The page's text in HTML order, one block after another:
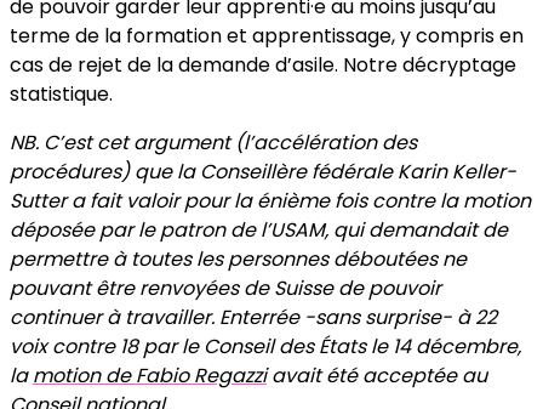
de pouvoir garder leur apprenti·e au moins jusqu’au
terme de la formation et apprentissage, y compris en
cas de rejet de la demande d’asile. Notre décryptage
statistique.
NB. C’est cet argument (l’accélération des
procédures) que la Conseillère fédérale Karin Keller-
Sutter a fait valoir pour la énième fois contre la motion
déposée par le patron de l’USAM, qui demandait de
permettre à toutes les personnes déboutées ne
pouvant être renvoyées de Suisse de pouvoir
continuer à travailler. Enterrée -sans surprise- à 22
voix contre 18 par le Conseil des États le 14 décembre,
lamotion de Fabio Regazzi avait été acceptée au